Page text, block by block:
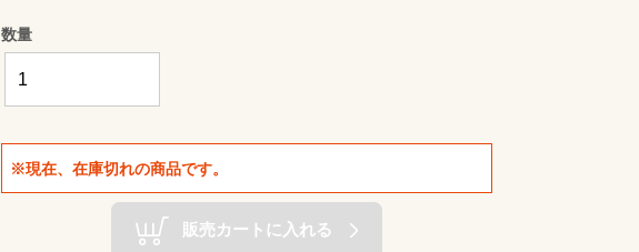
数量
※現在、在庫切れの商品です。
販売カートに入れる